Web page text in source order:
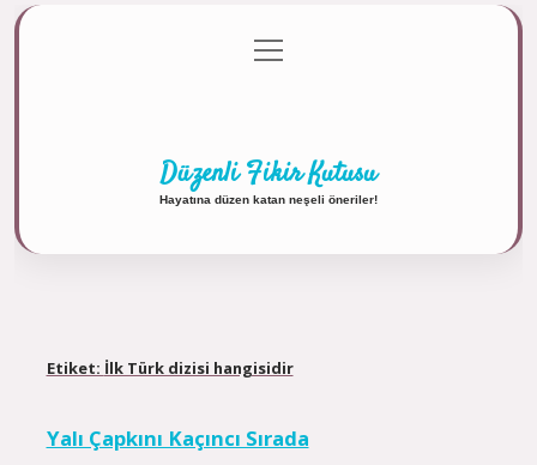
Gizlilik Politikası
menüyü
aç
Düzenli Fikir Kutusu
Hayatına düzen katan neşeli öneriler!
Etiket: İlk Türk dizisi hangisidir
Yalı Çapkını Kaçıncı Sırada